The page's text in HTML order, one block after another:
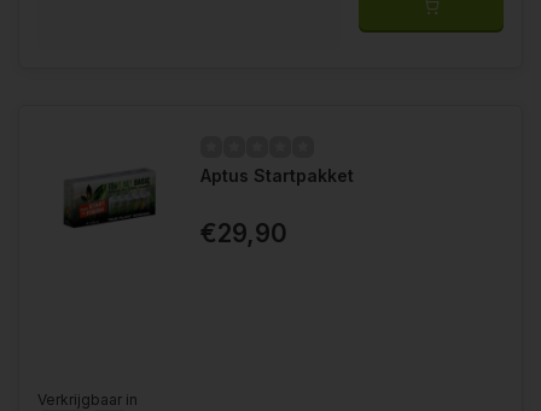
Aptus Startpakket
€29,90
Verkrijgbaar in